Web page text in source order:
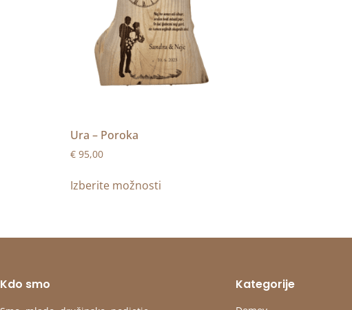
Ura – Poroka
€ 95,00
Izberite možnosti
Kdo smo Kategorije